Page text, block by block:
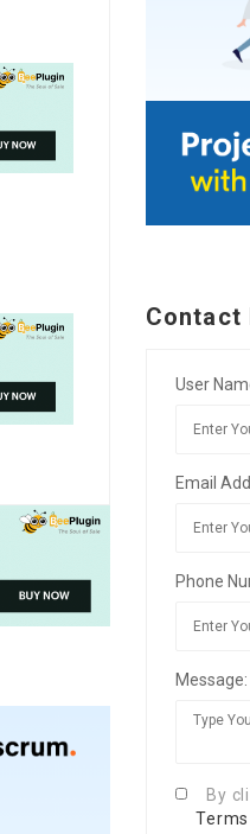
Contact
User
Email
Phone
Message:
By